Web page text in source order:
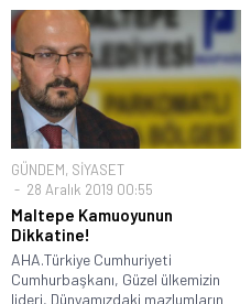
GÜNDEM, SİYASET
28 Aralık 2019 00:55
Maltepe Kamuoyunun
Dikkatine!
AHA.Türkiye Cumhuriyeti
Cumhurbaşkanı, Güzel ülkemizin
lideri, Dünyamızdaki mazlumların